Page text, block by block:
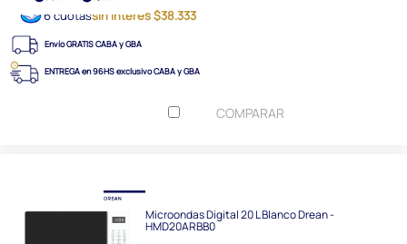
6 cuotassin interés $38.333
Envío GRATIS CABA y GBA
ENTREGA en 96HS exclusivo CABA y GBA
COMPARAR
Microondas Digital 20 L Blanco Drean -
HMD20ARBB0